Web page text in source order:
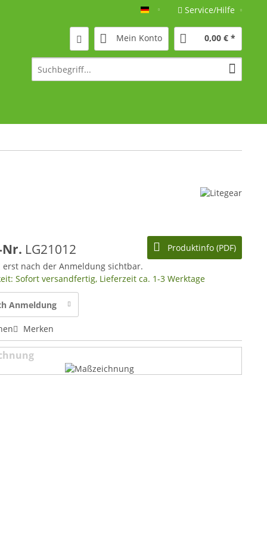
Deutsch Service/Hilfe
Mein Konto 0,00 € *
Produktinfo (PDF)
LG21012
erst nach der Anmeldung sichtbar.
Sofort versandfertig, Lieferzeit ca. 1-3 Werktage
Anmeldung
Merken